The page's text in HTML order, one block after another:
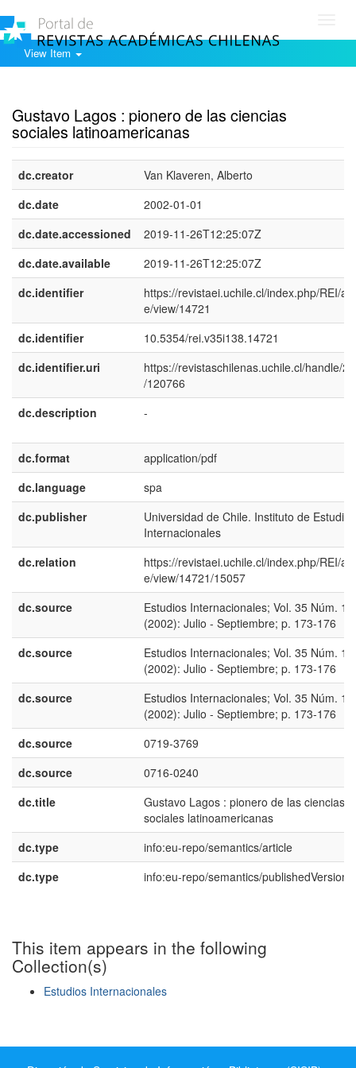
View Item
Gustavo Lagos : pionero de las ciencias
sociales latinoamericanas
dc.creator
Van Klaveren, Alberto
dc.date
2002-01-01
dc.date.accessioned
2019-11-26T12:25:07Z
dc.date.available
2019-11-26T12:25:07Z
dc.identifier
https://revistaei.uchile.cl/index.php/REI/
e/view/14721
dc.identifier
10.5354/rei.v35i138.14721
dc.identifier.uri
https://revistaschilenas.uchile.cl/handle/
/120766
dc.description
-
dc.format
application/pdf
dc.language
spa
dc.publisher
Universidad de Chile. Instituto de Estudios
Internacionales
dc.relation
https://revistaei.uchile.cl/index.php/REI/
e/view/14721/15057
dc.source
Estudios Internacionales; Vol. 35 Núm.
(2002): Julio - Septiembre; p. 173-176
dc.source
Estudios Internacionales; Vol. 35 Núm.
(2002): Julio - Septiembre; p. 173-176
dc.source
Estudios Internacionales; Vol. 35 Núm.
(2002): Julio - Septiembre; p. 173-176
dc.source
0719-3769
dc.source
0716-0240
dc.title
Gustavo Lagos : pionero de las ciencias
sociales latinoamericanas
dc.type
info:eu-repo/semantics/article
dc.type
info:eu-repo/semantics/publishedVersion
This item appears in the following
Collection(s)
Estudios Internacionales